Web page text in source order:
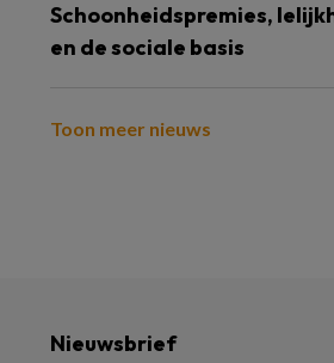
Schoonheidspremies,
en de sociale basis
Toon meer nieuws
Nieuwsbrief